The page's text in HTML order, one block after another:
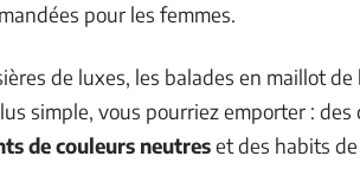
pour les femmes.
de luxes, les balades en maillot
simple, vous pourriez emporter : des
de couleurs neutreset des habits